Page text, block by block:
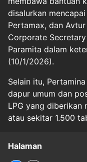
disalurkan
Pertamax, dan
Corporate
Paramita dalam
(10/1/2026).
Selain itu,
dapur umum dan
LPG yang diberikan
atau sekitar 1.500
Halaman